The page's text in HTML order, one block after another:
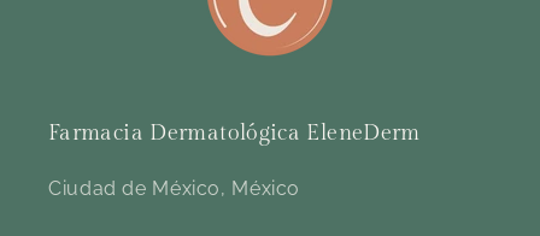
Farmacia Dermatológica EleneDerm
Ciudad de México, México